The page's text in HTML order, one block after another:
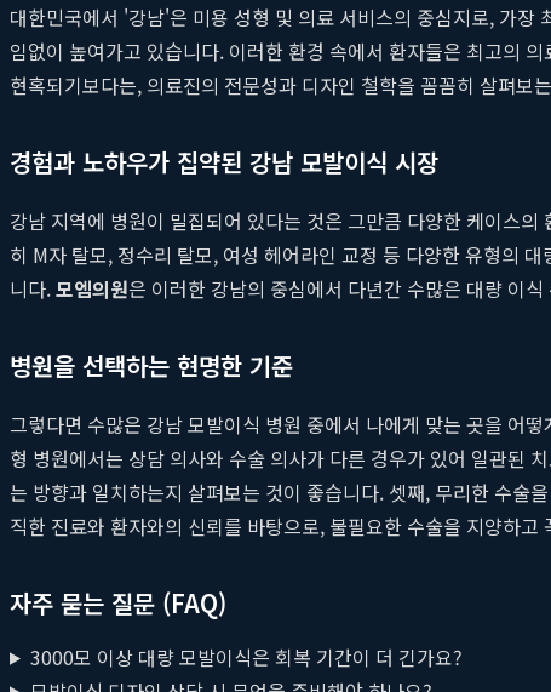
대한민국에서 '강남'은 미용 성형 및 의료 서비스의 중심지로, 가장
임없이 높여가고 있습니다. 이러한 환경 속에서 환자들은 최고의
현혹되기보다는, 의료진의 전문성과 디자인 철학을 꼼꼼히 살펴보
경험과 노하우가 집약된 강남 모발이식 시장
강남 지역에 병원이 밀집되어 있다는 것은 그만큼 다양한 케이스
히 M자 탈모, 정수리 탈모, 여성 헤어라인 교정 등 다양한 유형의
니다.모엠의원은 이러한 강남의 중심에서 다년간 수많은 대량 이
병원을 선택하는 현명한 기준
그렇다면 수많은 강남 모발이식 병원 중에서 나에게 맞는 곳을 어
형 병원에서는 상담 의사와 수술 의사가 다른 경우가 있어 일관된
는 방향과 일치하는지 살펴보는 것이 좋습니다. 셋째, 무리한 수술
직한 진료와 환자와의 신뢰를 바탕으로, 불필요한 수술을 지양하
자주 묻는 질문 (FAQ)
3000모 이상 대량 모발이식은 회복 기간이 더 긴가요?